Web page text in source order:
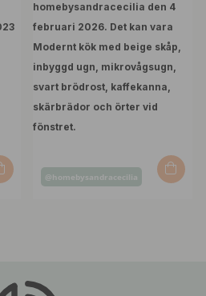
Inlägg
@homebysandracecilia